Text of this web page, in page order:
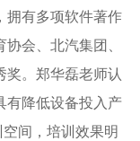
拥有多项软件著作
会、北汽集团、
奖。郑华磊老师认
有降低设备投入产
空间，培训效果明